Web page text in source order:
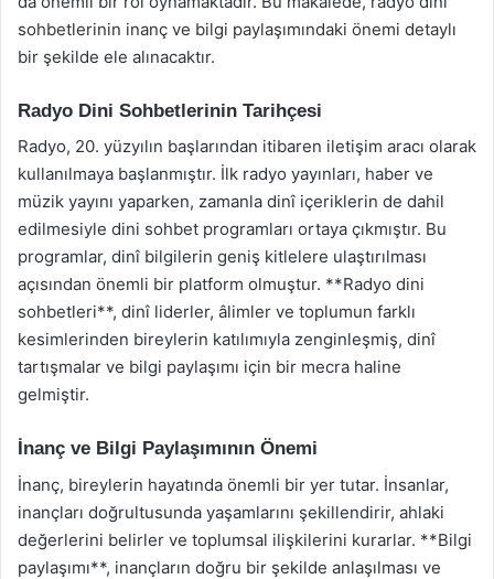
sohbetlerinin inanç ve bilgi paylaşımındaki önemi detaylı
bir şekilde ele alınacaktır.
Radyo Dini Sohbetlerinin Tarihçesi
Radyo, 20. yüzyılın başlarından itibaren iletişim aracı olarak
kullanılmaya başlanmıştır. İlk radyo yayınları, haber ve
müzik yayını yaparken, zamanla dinî içeriklerin de dahil
edilmesiyle dini sohbet programları ortaya çıkmıştır. Bu
programlar, dinî bilgilerin geniş kitlelere ulaştırılması
açısından önemli bir platform olmuştur. **Radyo dini
sohbetleri**, dinî liderler, âlimler ve toplumun farklı
kesimlerinden bireylerin katılımıyla zenginleşmiş, dinî
tartışmalar ve bilgi paylaşımı için bir mecra haline
gelmiştir.
İnanç ve Bilgi Paylaşımının Önemi
İnanç, bireylerin hayatında önemli bir yer tutar. İnsanlar,
inançları doğrultusunda yaşamlarını şekillendirir, ahlaki
değerlerini belirler ve toplumsal ilişkilerini kurarlar. **Bilgi
paylaşımı**, inançların doğru bir şekilde anlaşılması ve